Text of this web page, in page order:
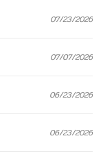
07/23/2026
07/07/2026
06/23/2026
06/23/2026